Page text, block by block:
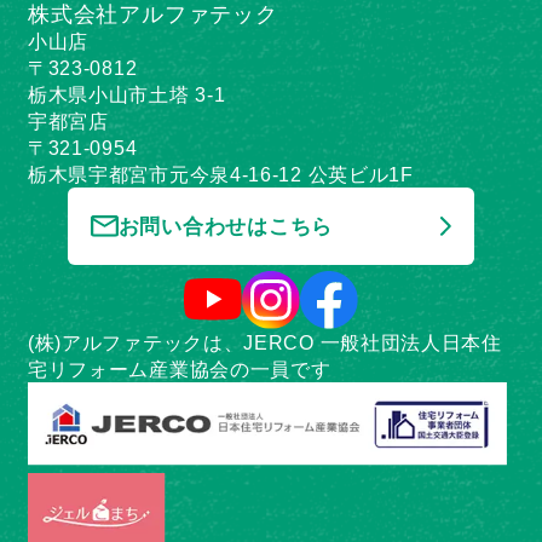
株式会社アルファテック
小山店
〒323-0812
栃木県小山市土塔 3-1
宇都宮店
〒321-0954
栃木県宇都宮市元今泉4-16-12 公英ビル1F
お問い合わせはこちら
(株)アルファテックは、JERCO 一般社団法人日本住
宅リフォーム産業協会の一員です